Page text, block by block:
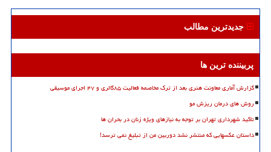
جدیدترین مطالب
پربیننده ترین ها
گزارش آماری معاونت هنری بعد از ترک مخاصمه فعالیت ۸۵گالری و ۴۷ اجرای موسیقی
روش های درمان ریزش مو
تاکید شهرداری تهران بر توجه به نیازهای ویژه زنان در بحران ها
داستان عکسهایی که منتشر نشد دوربین من از تبلیغ نمی ترسد!